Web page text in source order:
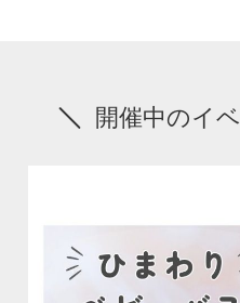
開催中のイ
お問合せ 資